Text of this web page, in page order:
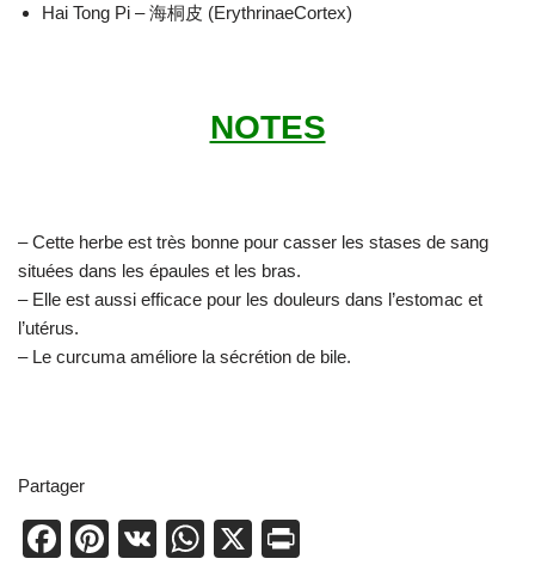
Hai Tong Pi – 海桐皮 (ErythrinaeCortex)
NOTES
– Cette herbe est très bonne pour casser les stases de sang
situées dans les épaules et les bras.
– Elle est aussi efficace pour les douleurs dans l’estomac et
l’utérus.
– Le curcuma améliore la sécrétion de bile.
Partager
F
Pi
V
W
X